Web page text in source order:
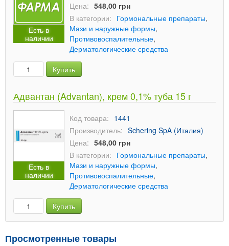
Есть в
наличии
Цена: 548,00 грн
В категории: Гормональные препараты,
Мази и наружные формы,
Противовоспалительные,
Дерматологические средства
Купить
Адвантан (Advantan), крем 0,1% туба 15 г
Есть в
наличии
Код товара: 1441
Производитель: Schering SpA (Италия)
Цена: 548,00 грн
В категории: Гормональные препараты,
Мази и наружные формы,
Противовоспалительные,
Дерматологические средства
Купить
Просмотренные товары